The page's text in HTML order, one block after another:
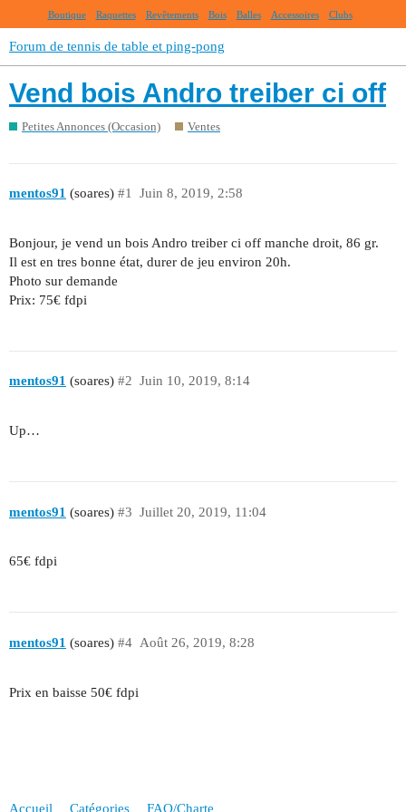
Boutique Raquettes Revêtements Bois Balles Accessoires Clubs
Forum de tennis de table et ping-pong
Vend bois Andro treiber ci off
Petites Annonces (Occasion) Ventes
mentos91 (soares) Juin 8, 2019, 2:58
#1
Bonjour, je vend un bois Andro treiber ci off manche droit, 86 gr.
Il est en tres bonne état, durer de jeu environ 20h.
Photo sur demande
Prix: 75€ fdpi
mentos91 (soares) Juin 10, 2019, 8:14
#2
Up…
mentos91 (soares) Juillet 20, 2019, 11:04
#3
65€ fdpi
mentos91 (soares) Août 26, 2019, 8:28
#4
Prix en baisse 50€ fdpi
Accueil Catégories FAQ/Charte